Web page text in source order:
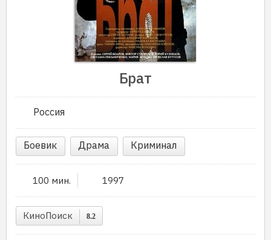
Брат
Россия
Боевик Драма Криминал
100 мин. 1997
КиноПоиск 8.2